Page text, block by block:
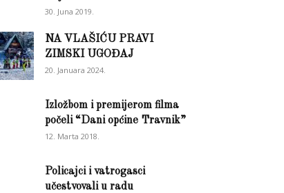
30. Juna 2019.
NA VLAŠIĆU PRAVI
ZIMSKI UGOĐAJ
20. Januara 2024.
Izložbom i premijerom filma
počeli “Dani općine Travnik”
12. Marta 2018.
Policajci i vatrogasci
učestvovali u radu